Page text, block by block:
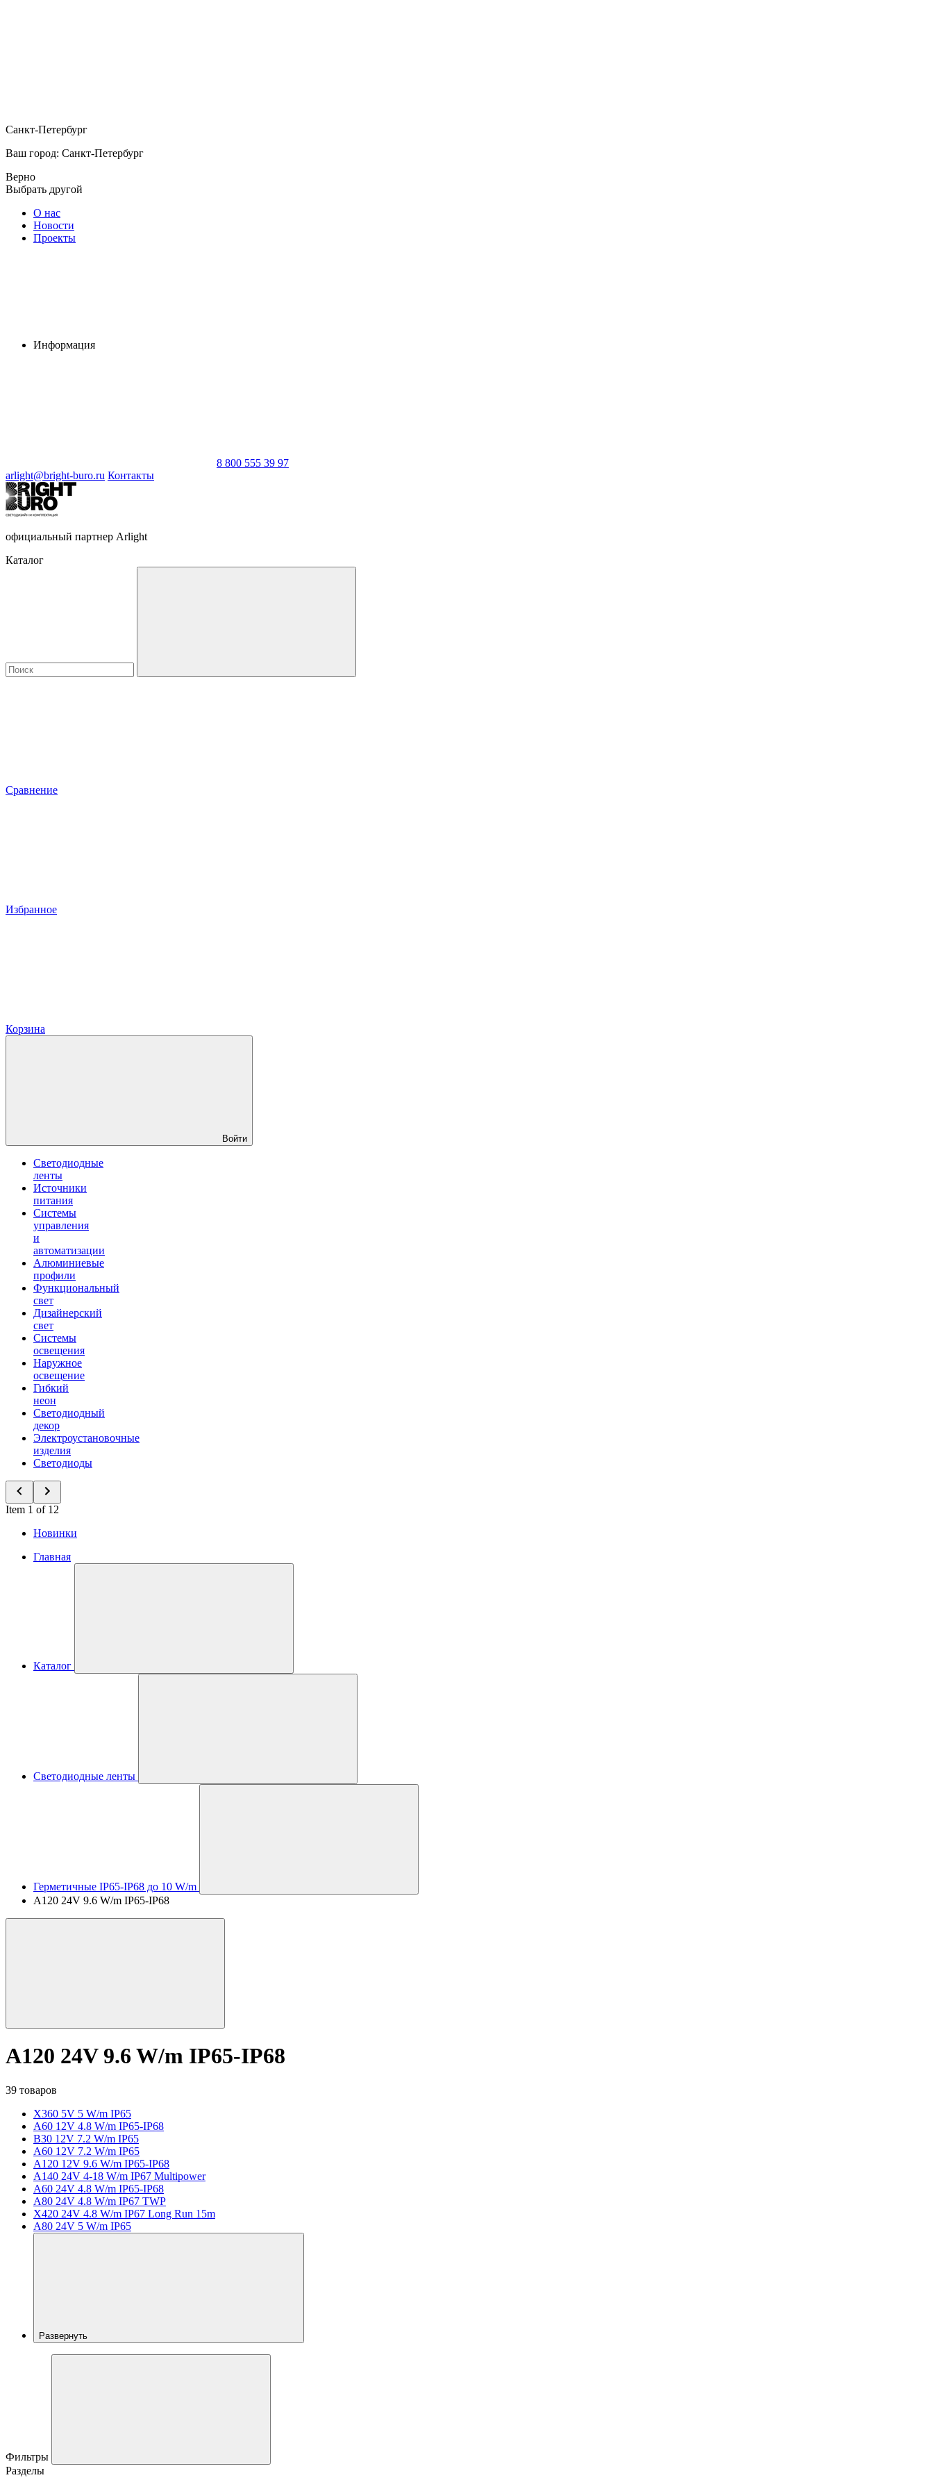
Санкт-Петербург
Ваш город: Санкт-Петербург
Верно
Выбрать другой
О нас
Новости
Проекты
Информация
8 800 555 39 97
arlight@bright-buro.ru Контакты
официальный партнер Arlight
Каталог
Сравнение
Избранное
Корзина
Войти
Светодиодные
ленты
Источники
питания
Системы
управления
и
автоматизации
Алюминиевые
профили
Функциональный
свет
Дизайнерский
свет
Системы
освещения
Наружное
освещение
Гибкий
неон
Светодиодный
декор
Электроустановочные
изделия
Светодиоды
Item 1 of 12
Новинки
Главная
Каталог
Светодиодные ленты
Герметичные IP65-IP68 до 10 W/m
A120 24V 9.6 W/m IP65-IP68
A120 24V 9.6 W/m IP65-IP68
39 товаров
X360 5V 5 W/m IP65
A60 12V 4.8 W/m IP65-IP68
B30 12V 7.2 W/m IP65
A60 12V 7.2 W/m IP65
A120 12V 9.6 W/m IP65-IP68
A140 24V 4-18 W/m IP67 Multipower
A60 24V 4.8 W/m IP65-IP68
A80 24V 4.8 W/m IP67 TWP
X420 24V 4.8 W/m IP67 Long Run 15m
A80 24V 5 W/m IP65
Развернуть
Фильтры
Разделы